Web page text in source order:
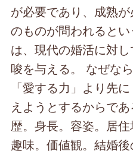
が必要であり、成熟
のものが問われると
は、現代の婚活に対
唆を与える。 なぜな
「愛する力」より先
えようとするからで
歴。身長。容姿。居住
趣味。価値観。結婚